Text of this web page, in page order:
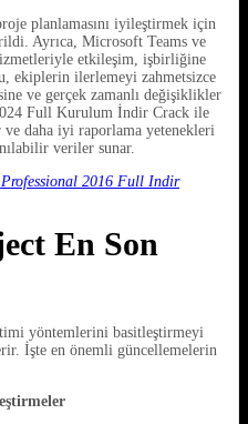
planlamasını iyileştirmek için
Ayrıca, Microsoft Teams ve
etkileşim, işbirliğine
ekiplerin ilerlemeyi zahmetsizce
ve gerçek zamanlı değişiklikler
Full Kurulum İndir Crack ile
ve daha iyi raporlama yetenekleri
veriler sunar.
2016 Full Indir
En Son
yöntemlerini basitleştirmeyi
İşte en önemli güncellemelerin